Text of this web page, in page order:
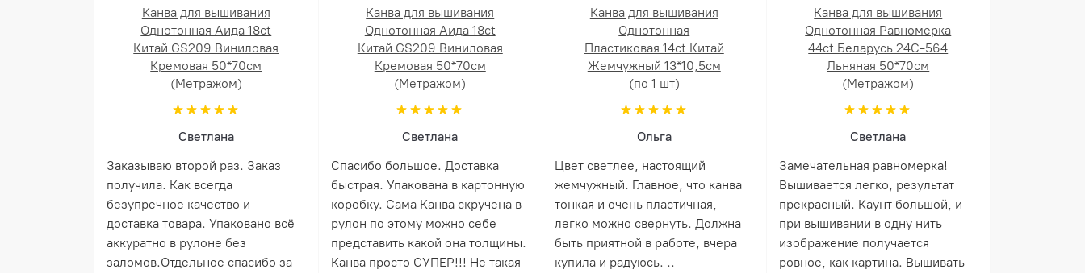
Канва для вышивания
Однотонная Аида 18ct
Китай GS209 Виниловая
Кремовая 50*70см
(Метражом)
Светлана
Заказываю второй раз. Заказ
получила. Как всегда
безупречное качество и
доставка товара. Упаковано всё
аккуратно в рулоне без
заломов.Отдельное спасибо за
Канва для вышивания
Однотонная Аида 18ct
Китай GS209 Виниловая
Кремовая 50*70см
(Метражом)
Светлана
Спасибо большое. Доставка
быстрая. Упакована в картонную
коробку. Сама Канва скручена в
рулон по этому можно себе
представить какой она толщины.
Канва просто СУПЕР!!! Не такая
Канва для вышивания
Однотонная
Пластиковая 14ct Китай
Жемчужный 13*10,5см
(по 1 шт)
Ольга
Цвет светлее, настоящий
жемчужный. Главное, что канва
тонкая и очень пластичная,
легко можно свернуть. Должна
быть приятной в работе, вчера
купила и радуюсь. ..
Канва для вышивания
Однотонная Равномерка
44ct Беларусь 24С-564
Льняная 50*70см
(Метражом)
Светлана
Замечательная равномерка!
Вышивается легко, результат
прекрасный. Каунт большой, и
при вышивании в одну нить
изображение получается
ровное, как картина. Вышивать